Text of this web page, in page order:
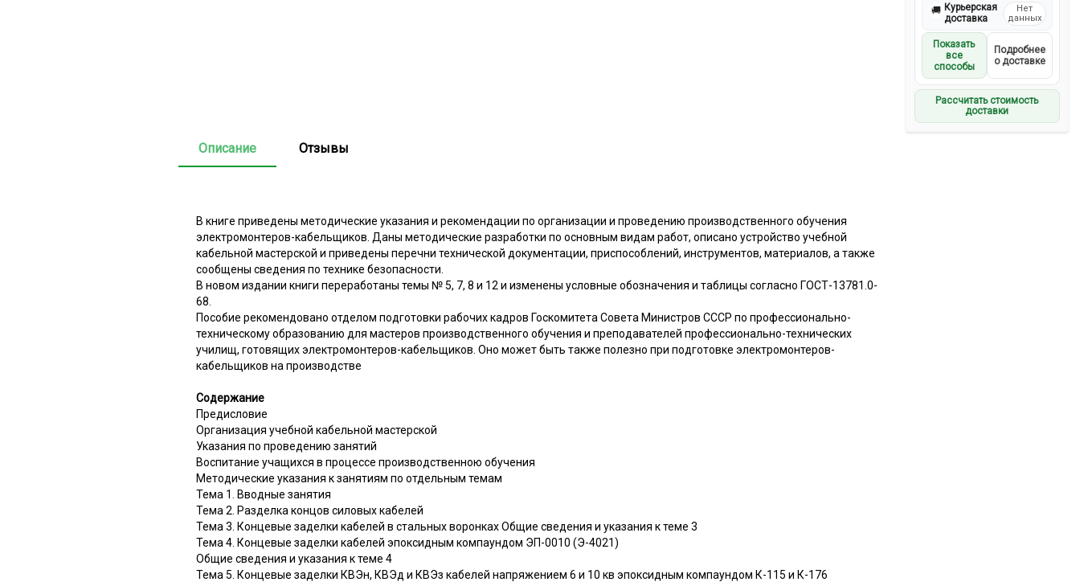
🚚 Курьерская
доставка
Нет
данных
Показать
все
способы
Подробнее
о доставке
Рассчитать стоимость
доставки
Описание Отзывы
В книге приведены методические указания и рекомендации по организации и проведению производственного обучения
электромонтеров-кабельщиков. Даны методические разработки по основным видам работ, описано устройство учебной
кабельной мастерской и приведены перечни технической документации, приспособлений, инструментов, материалов, а также
сообщены сведения по технике безопасности.
В новом издании книги переработаны темы № 5, 7, 8 и 12 и изменены условные обозначения и таблицы согласно ГОСТ-13781.0-
68.
Пособие рекомендовано отделом подготовки рабочих кадров Госкомитета Совета Министров СССР по профессионально-
техническому образованию для мастеров производственного обучения и преподавателей профессионально-технических
училищ, готовящих электромонтеров-кабельщиков. Оно может быть также полезно при подготовке электромонтеров-
кабельщиков на производстве
Содержание
Предисловие
Организация учебной кабельной мастерской
Указания по проведению занятий
Воспитание учащихся в процессе производственною обучения
Методические указания к занятиям по отдельным темам
Тема 1. Вводные занятия
Тема 2. Разделка концов силовых кабелей
Тема 3. Концевые заделки кабелей в стальных воронках Общие сведения и указания к теме 3
Тема 4. Концевые заделки кабелей эпоксидным компаундом ЭП-0010 (Э-4021)
Общие сведения и указания к теме 4
Тема 5. Концевые заделки КВЭн, КВЭд и КВЭз кабелей напряжением 6 и 10 кв эпоксидным компаундом К-115 и К-176